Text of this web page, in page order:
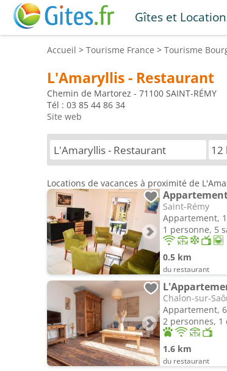
Gîtes et
Accueil > Tourisme France > Tourisme
L'Amaryllis - Restaurant
Chemin de Martorez - 71100 SAINT-RÉMY
Tél : 03 85 44 86 34
Site web
Locations de vacances à proximité de
Saint-Rémy
Appartement,
1 personne, 5
0.5 km
du restaurant
Chalon-sur-
Appartement,
2 personnes, 1
1.6 km
du restaurant